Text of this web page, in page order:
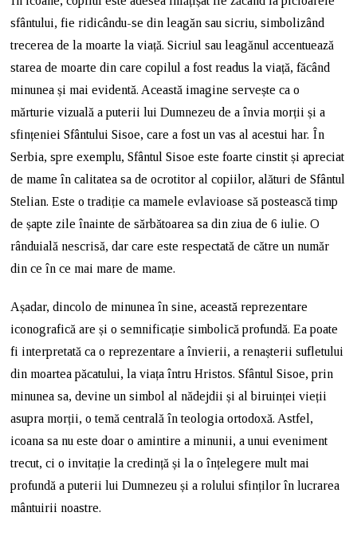
sfântului, fie ridicându-se din leagăn sau sicriu, simbolizând
trecerea de la moarte la viață. Sicriul sau leagănul accentuează
starea de moarte din care copilul a fost readus la viață, făcând
minunea și mai evidentă. Această imagine servește ca o
mărturie vizuală a puterii lui Dumnezeu de a învia morții și a
sfințeniei Sfântului Sisoe, care a fost un vas al acestui har. În
Serbia, spre exemplu, Sfântul Sisoe este foarte cinstit și apreciat
de mame în calitatea sa de ocrotitor al copiilor, alături de Sfântul
Stelian. Este o tradiție ca mamele evlavioase să postească timp
de șapte zile înainte de sărbătoarea sa din ziua de 6 iulie. O
rânduială nescrisă, dar care este respectată de către un număr
din ce în ce mai mare de mame.
Așadar, dincolo de minunea în sine, această reprezentare
iconografică are și o semnificație simbolică profundă. Ea poate
fi interpretată ca o reprezentare a învierii, a renașterii sufletului
din moartea păcatului, la viața întru Hristos. Sfântul Sisoe, prin
minunea sa, devine un simbol al nădejdii și al biruinței vieții
asupra morții, o temă centrală în teologia ortodoxă. Astfel,
icoana sa nu este doar o amintire a minunii, a unui eveniment
trecut, ci o invitație la credință și la o înțelegere mult mai
profundă a puterii lui Dumnezeu și a rolului sfinților în lucrarea
mântuirii noastre.